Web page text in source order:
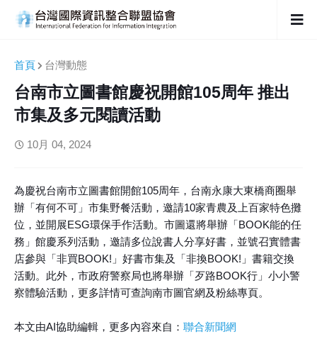
首頁 台灣動態
台南市立圖書館慶祝開館105周年 推出
市集及多元閱讀活動
10月 04, 2024
為慶祝台南市立圖書館開館105周年，台南永康大東橋商圈舉
辦「有何不可」市集野餐活動，邀請10家青農及上百家特色攤
位，並開展ESG環保手作活動。市圖還將舉辦「BOOK能的任
務」館慶系列活動，邀請多位說書人分享好書，並號召實體書
店參與「非買BOOK!」好書市集及「非換BOOK!」書籍交換
活動。此外，市政府警察局也將舉辦「歹路BOOK行」小小警
察體驗活動，更多詳情可查詢南市圖官網及粉絲專頁。
本文由AI協助編輯，更多內容來自： 聯合新聞網